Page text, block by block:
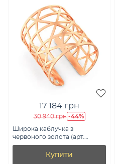
17 184 грн
30 940 грн -44%
Широка каблучка з
червоного золота (арт.
140034)
Купити